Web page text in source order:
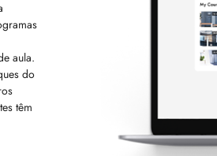
aula.
do
têm